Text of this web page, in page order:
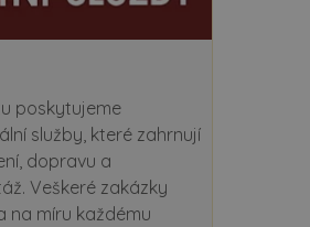
poskytujeme
služby, které zahrnují
dopravu a
Veškeré zakázky
na míru každému